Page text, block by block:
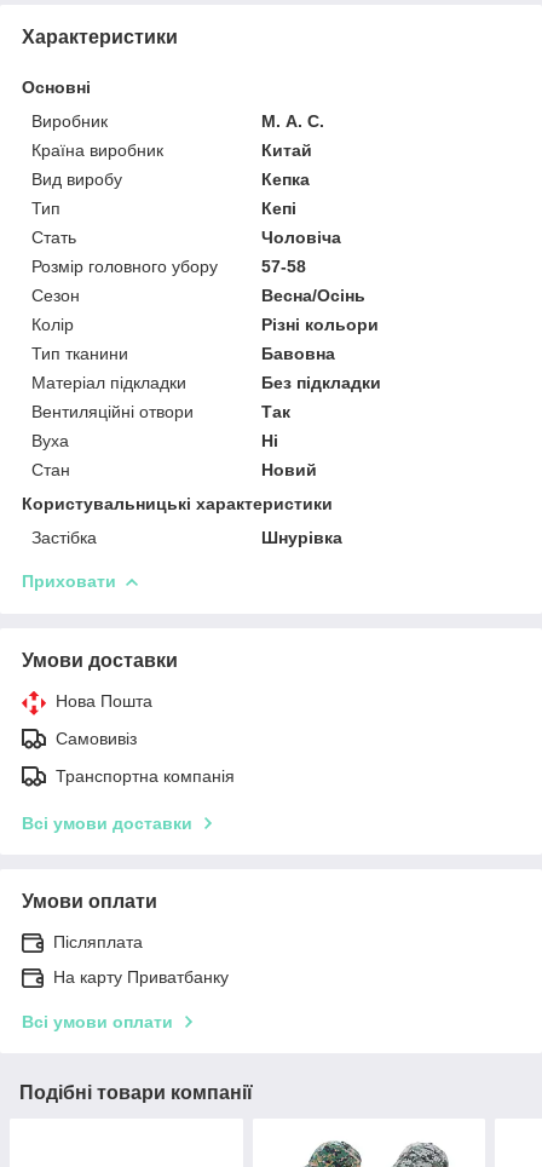
Характеристики
Основні
Виробник
М. А. С.
Країна виробник
Китай
Вид виробу
Кепка
Тип
Кепі
Стать
Чоловіча
Розмір головного убору
57-58
Сезон
Весна/Осінь
Колір
Різні кольори
Тип тканини
Бавовна
Матеріал підкладки
Без підкладки
Вентиляційні отвори
Так
Вуха
Ні
Стан
Новий
Користувальницькі характеристики
Застібка
Шнурівка
Приховати
Умови доставки
Нова Пошта
Самовивіз
Транспортна компанія
Всі умови доставки
Умови оплати
Післяплата
На карту Приватбанку
Всі умови оплати
Подібні товари компанії